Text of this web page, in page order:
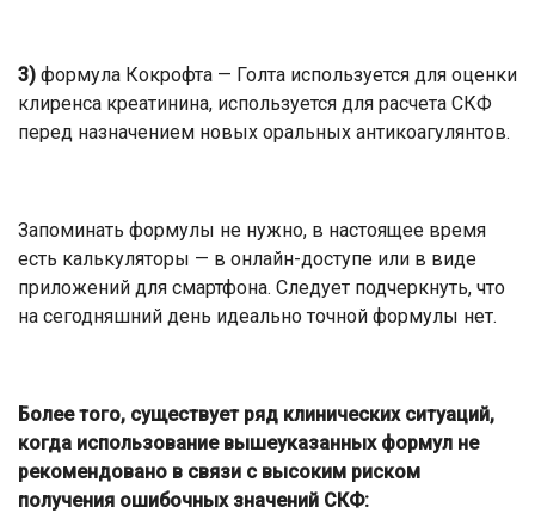
3) формула Кокрофта — Голта используется для оценки
клиренса креатинина, используется для расчета СКФ
перед назначением новых оральных антикоагулянтов.
Запоминать формулы не нужно, в настоящее время
есть калькуляторы — в онлайн-доступе или в виде
приложений для смартфона. Следует подчеркнуть, что
на сегодняшний день идеально точной формулы нет.
Более того, существует ряд клинических ситуаций,
когда использование вышеуказанных формул не
рекомендовано в связи с высоким риском
получения ошибочных значений СКФ: